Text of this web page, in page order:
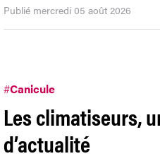
Publié mercredi 05 août 2026
#Canicule
Les climatiseurs,
d’actualité